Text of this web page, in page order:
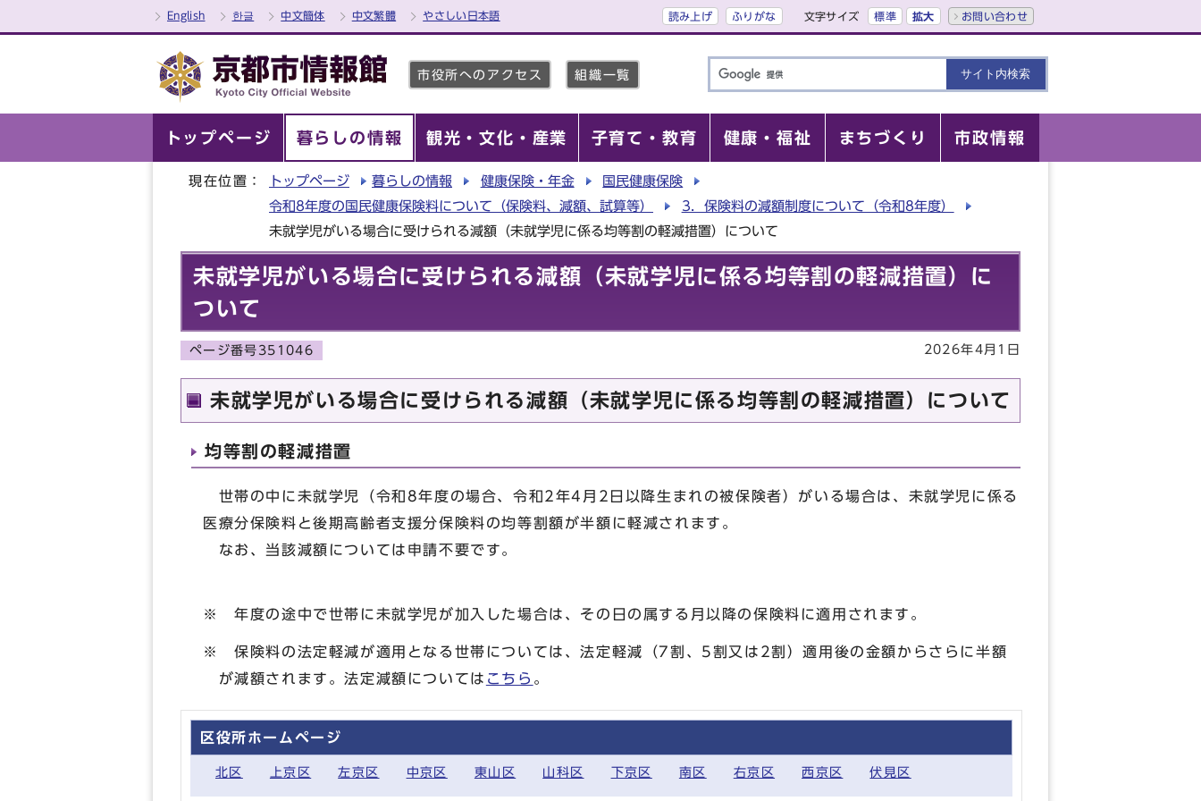
English 한글 中文簡体 中文繁體 やさしい日本語 読み上げ ふりがな 文字サイズ 標準 拡大 お問い合わせ
市役所へのアクセス 組織一覧
トップページ 暮らしの情報 観光・文化・産業 子育て・教育 健康・福祉 まちづくり 市政情報
現在位置： トップページ 暮らしの情報 健康保険・年金
国民健康保険
令和8年度の国民健康保険料について（保険料、減額、試算等）
3．保険料の減額制度について（令和8年度）
未就学児がいる場合に受けられる減額（未就学児に係る均等割の軽減措置）について
未就学児がいる場合に受けられる減額（未就学児に係る均等割の軽減措置）に
ついて
ページ番号351046 2026年4月1日
未就学児がいる場合に受けられる減額（未就学児に係る均等割の軽減措置）について
均等割の軽減措置
世帯の中に未就学児（令和8年度の場合、令和2年4月2日以降生まれの被保険者）がいる場合は、未就学児に係る
医療分保険料と後期高齢者支援分保険料の均等割額が半額に軽減されます。
なお、当該減額については申請不要です。
※ 年度の途中で世帯に未就学児が加入した場合は、その日の属する月以降の保険料に適用されます。
※ 保険料の法定軽減が適用となる世帯については、法定軽減（7割、5割又は2割）適用後の金額からさらに半額
が減額されます。法定減額については こちら 。
区役所ホームページ
北区 上京区 左京区 中京区 東山区 山科区 下京区 南区 右京区 西京区 伏見区